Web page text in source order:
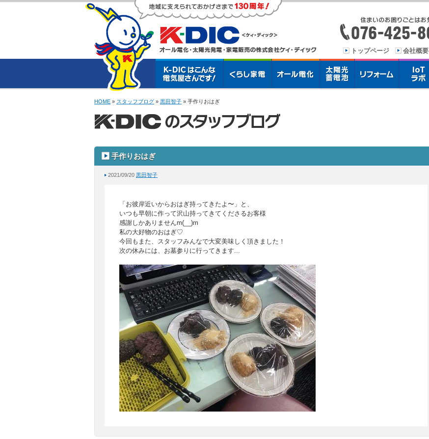
トップページ 会社概要
HOME » スタッフブログ » 黒田智子 » 手作りおはぎ
手作りおはぎ
2021/09/20 黒田智子
「お彼岸近いからおはぎ持ってきたよ〜」と、
いつも早朝に作って沢山持ってきてくださるお客様
感謝しかありませんm(__)m
私の大好物のおはぎ♡
今回もまた、スタッフみんなで大変美味しく頂きました！
次の休みには、お墓参りに行ってきます...